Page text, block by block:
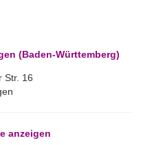
(Baden-Württemberg)
Str. 16
anzeigen